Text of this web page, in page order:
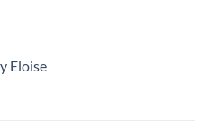
Eloise